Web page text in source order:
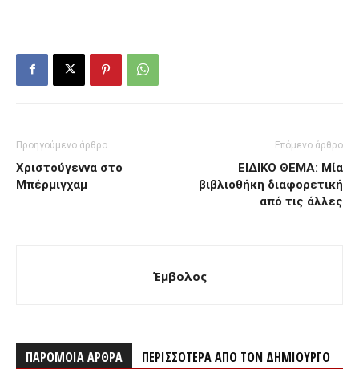
Προηγούμενο άρθρο
Χριστούγεννα στο
Μπέρμιγχαμ
Επόμενο άρθρο
ΕΙΔΙΚΟ ΘΕΜΑ: Μία
βιβλιοθήκη διαφορετική
από τις άλλες
Έμβολος
ΠΑΡΟΜΟΙΑ ΑΡΘΡΑ ΠΕΡΙΣΣΟΤΕΡΑ ΑΠΟ ΤΟΝ ΔΗΜΙΟΥΡΓΟ